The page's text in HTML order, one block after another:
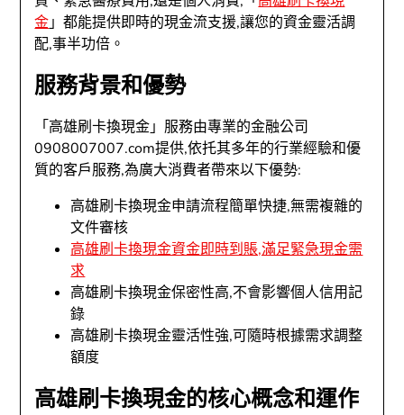
金」都能提供即時的現金流支援,讓您的資金靈活調
配,事半功倍。
服務背景和優勢
「高雄刷卡換現金」服務由專業的金融公司
0908007007.com提供,依托其多年的行業經驗和優
質的客戶服務,為廣大消費者帶來以下優勢:
高雄刷卡換現金申請流程簡單快捷,無需複雜的
文件審核
高雄刷卡換現金資金即時到賬,滿足緊急現金需
求
高雄刷卡換現金保密性高,不會影響個人信用記
錄
高雄刷卡換現金靈活性強,可隨時根據需求調整
額度
高雄刷卡換現金的核心概念和運作